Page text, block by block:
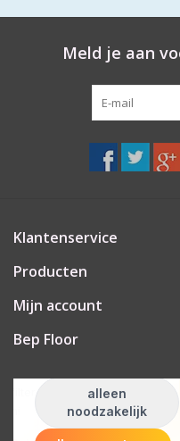
Meld je aan
Klantenservice
Producten
Mijn account
Bep Floor